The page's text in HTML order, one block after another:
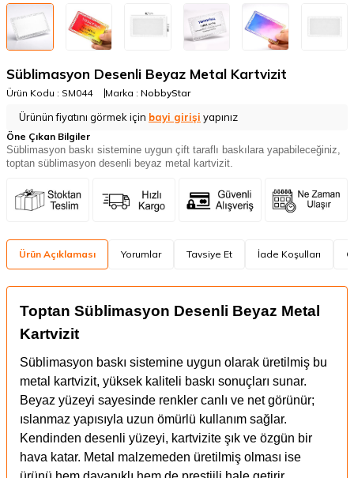
Süblimasyon Desenli Beyaz Metal Kartvizit
Ürün Kodu : SM044 Marka : NobbyStar
Ürünün fiyatını görmek için bayi girişi yapınız
Öne Çıkan Bilgiler
Süblimasyon baskı sistemine uygun çift taraflı baskılara yapabileceğiniz,
toptan süblimasyon desenli beyaz metal kartvizit.
Ürün Açıklaması Yorumlar Tavsiye Et İade Koşulları
Toptan Süblimasyon Desenli Beyaz Metal
Kartvizit
Süblimasyon baskı sistemine uygun olarak üretilmiş bu
metal kartvizit, yüksek kaliteli baskı sonuçları sunar.
Beyaz yüzeyi sayesinde renkler canlı ve net görünür;
ıslanmaz yapısıyla uzun ömürlü kullanım sağlar.
Kendinden desenli yüzeyi, kartvizite şık ve özgün bir
hava katar. Metal malzemeden üretilmiş olması ise